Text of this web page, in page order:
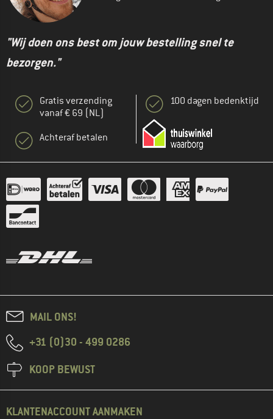
"Wij doen ons best om jouw bestelling snel te
bezorgen."
Gratis verzending
vanaf € 69 (NL)
Achteraf betalen
100 dagen bedenktijd
MAIL ONS!
+31 (0)30 - 499 0286
KOOP BEWUST
KLANTENACCOUNT AANMAKEN